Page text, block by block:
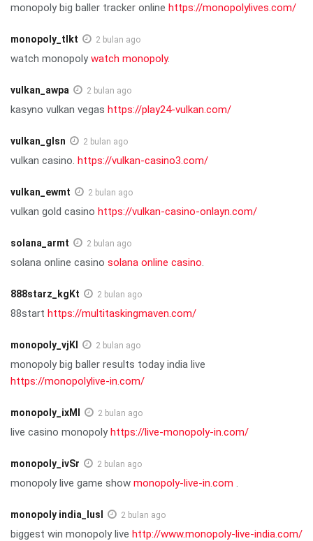
monopoly big baller tracker online https://monopolylives.com/
monopoly_tlkt 2 bulan ago
watch monopolywatch monopoly.
vulkan_awpa 2 bulan ago
kasyno vulkan vegas https://play24-vulkan.com/
vulkan_glsn 2 bulan ago
vulkan casino. https://vulkan-casino3.com/
vulkan_ewmt 2 bulan ago
vulkan gold casino https://vulkan-casino-onlayn.com/
solana_armt 2 bulan ago
solana online casino solana online casino.
888starz_kgKt 2 bulan ago
88start https://multitaskingmaven.com/
monopoly_vjKl 2 bulan ago
monopoly big baller results today india live
https://monopolylive-in.com/
monopoly_ixMl 2 bulan ago
live casino monopolyhttps://live-monopoly-in.com/
monopoly_ivSr 2 bulan ago
monopoly live game show monopoly-live-in.com .
monopoly india_lusl 2 bulan ago
biggest win monopoly live http://www.monopoly-live-india.com/